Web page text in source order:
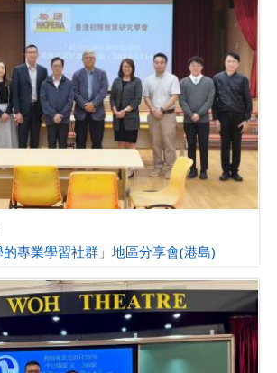
的專業學習社群」地區分享會(港島)